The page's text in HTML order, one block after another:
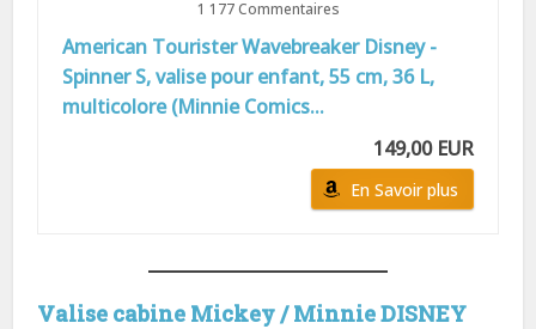
1 177 Commentaires
American Tourister Wavebreaker Disney -
Spinner S, valise pour enfant, 55 cm, 36 L,
multicolore (Minnie Comics...
149,00 EUR
En Savoir plus
Valise cabine Mickey / Minnie DISNEY